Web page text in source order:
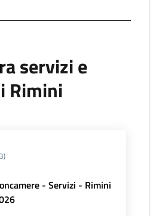
servizi e
Rimini
- Servizi - Rimini